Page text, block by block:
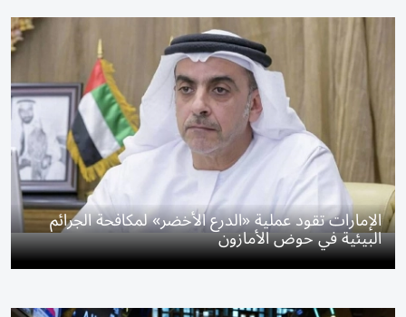
الإمارات تقود عملية «الدرع الأخضر» لمكافحة الجرائم
البيئية في حوض الأمازون